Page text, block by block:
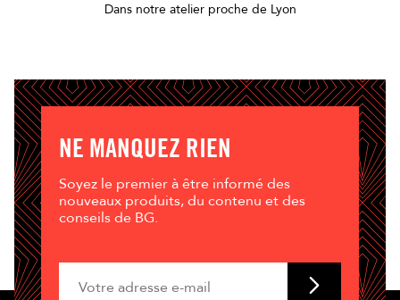
Dans notre atelier proche de Lyon
NE MANQUEZ RIEN
Soyez le premier à être informé des
nouveaux produits, du contenu et des
conseils de BG.